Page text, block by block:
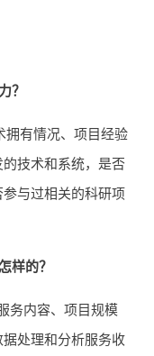
？
拥有情况、项目经验
技术和系统，是否
与过相关的科研项
样的？
务内容、项目规模
处理和分析服务收